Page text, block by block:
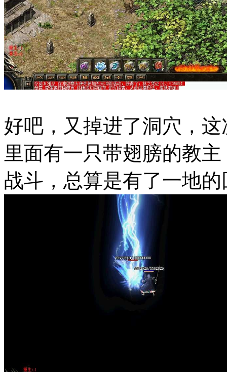
好吧，又掉进了洞穴，
里面有一只带翅膀的教
战斗，总算是有了一地的